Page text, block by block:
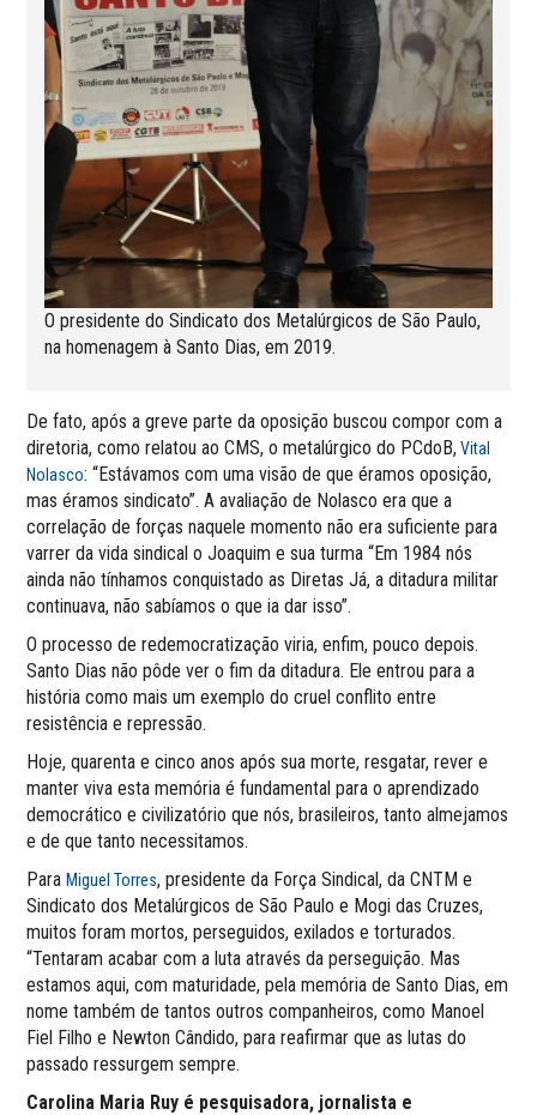
O presidente do Sindicato dos Metalúrgicos de São Paulo,
na homenagem à Santo Dias, em 2019.
De fato, após a greve parte da oposição buscou compor com a
diretoria, como relatou ao CMS, o metalúrgico do PCdoB,Vital
Nolasco: “Estávamos com uma visão de que éramos oposição,
mas éramos sindicato”. A avaliação de Nolasco era que a
correlação de forças naquele momento não era suficiente para
varrer da vida sindical o Joaquim e sua turma “Em 1984 nós
ainda não tínhamos conquistado as Diretas Já, a ditadura militar
continuava, não sabíamos o que ia dar isso”.
O processo de redemocratização viria, enfim, pouco depois.
Santo Dias não pôde ver o fim da ditadura. Ele entrou para a
história como mais um exemplo do cruel conflito entre
resistência e repressão.
Hoje, quarenta e cinco anos após sua morte, resgatar, rever e
manter viva esta memória é fundamental para o aprendizado
democrático e civilizatório que nós, brasileiros, tanto almejamos
e de que tanto necessitamos.
ParaMiguel Torres, presidente da Força Sindical, da CNTM e
Sindicato dos Metalúrgicos de São Paulo e Mogi das Cruzes,
muitos foram mortos, perseguidos, exilados e torturados.
“Tentaram acabar com a luta através da perseguição. Mas
estamos aqui, com maturidade, pela memória de Santo Dias, em
nome também de tantos outros companheiros, como Manoel
Fiel Filho e Newton Cândido, para reafirmar que as lutas do
passado ressurgem sempre.
Carolina Maria Ruy é pesquisadora, jornalista e